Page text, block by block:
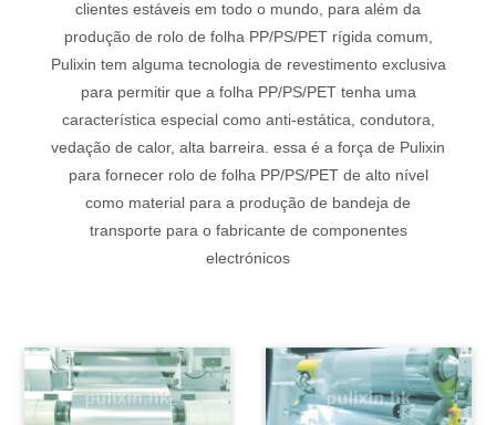
clientes estáveis em todo o mundo, para além da
produção de rolo de folha PP/PS/PET rígida comum,
Pulixin tem alguma tecnologia de revestimento exclusiva
para permitir que a folha PP/PS/PET tenha uma
característica especial como anti-estática, condutora,
vedação de calor, alta barreira. essa é a força de Pulixin
para fornecer rolo de folha PP/PS/PET de alto nível
como material para a produção de bandeja de
transporte para o fabricante de componentes
electrónicos